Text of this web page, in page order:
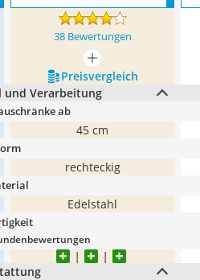
38 Bewertungen
mehr anzeigen
Preis­vergleich
und Verarbeitung
ab
45 cm
rechteckig
Edelstahl